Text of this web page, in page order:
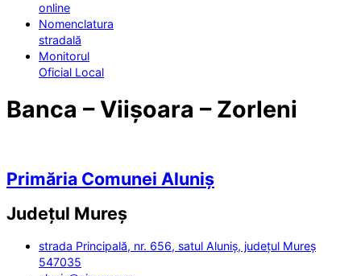
online
Nomenclatura
stradală
Monitorul
Oficial Local
Banca – Viișoara – Zorleni
Primăria Comunei Aluniș
Județul Mureș
strada Principală, nr. 656, satul Aluniș, județul Mureș
547035